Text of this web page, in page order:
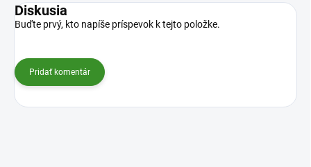
Diskusia
Buďte prvý, kto napíše príspevok k tejto položke.
Pridať komentár